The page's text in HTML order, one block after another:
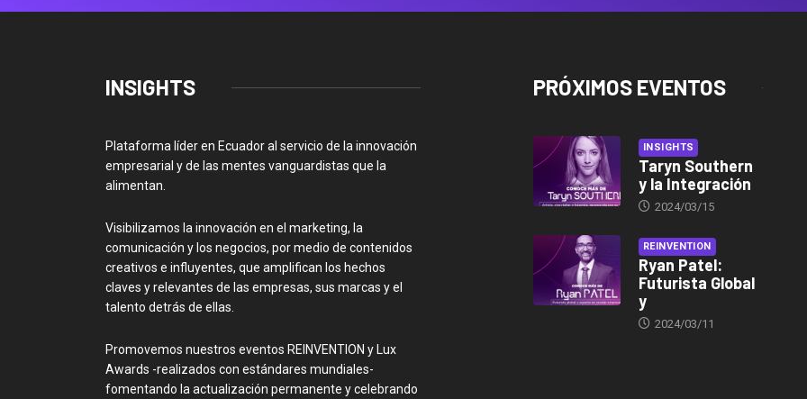
INSIGHTS
Plataforma líder en Ecuador al servicio de la innovación
empresarial y de las mentes vanguardistas que la
alimentan.
Visibilizamos la innovación en el marketing, la
comunicación y los negocios, por medio de contenidos
creativos e influyentes, que amplifican los hechos
claves y relevantes de las empresas, sus marcas y el
talento detrás de ellas.
Promovemos nuestros eventos REINVENTION y Lux
Awards -realizados con estándares mundiales-
fomentando la actualización permanente y celebrando
PRÓXIMOS EVENTOS
INSIGHTS
Taryn Southern
y la Integración
2024/03/15
REINVENTION
Ryan Patel:
Futurista Global
y
2024/03/11